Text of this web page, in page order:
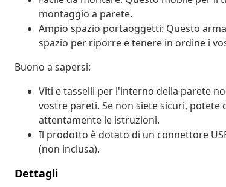
montaggio a parete.
Ampio spazio portaoggetti: Questo
spazio per riporre e tenere in ordine i
Buono a sapersi:
Viti e tasselli per l'interno della parete
vostre pareti. Se non siete sicuri,
attentamente le istruzioni.
Il prodotto è dotato di un connettore
(non inclusa).
Dettagli